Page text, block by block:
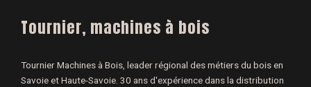
Tournier, machines à bois
Tournier Machines à Bois, leader régional des métiers du bois en
Savoie et Haute-Savoie. 30 ans d'expérience dans la distribution